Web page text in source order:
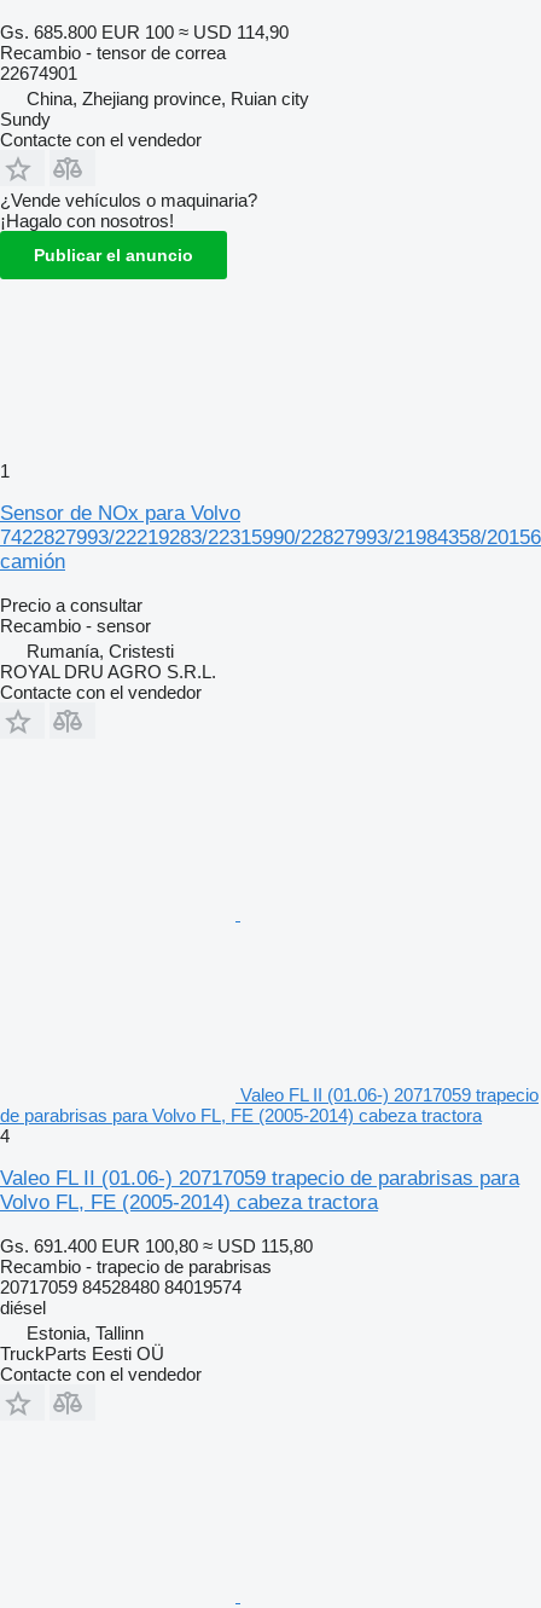
Gs. 685.800 EUR 100 ≈ USD 114,90
Recambio - tensor de correa
22674901
China, Zhejiang province, Ruian city
Sundy
Contacte con el vendedor
¿Vende vehículos o maquinaria?
¡Hagalo con nosotros!
Publicar el anuncio
1
Sensor de NOx para Volvo
7422827993/22219283/22315990/22827993/21984358/
camión
Precio a consultar
Recambio - sensor
Rumanía, Cristesti
ROYAL DRU AGRO S.R.L.
Contacte con el vendedor
Valeo FL II (01.06-) 20717059 trapecio
de parabrisas para Volvo FL, FE (2005-2014) cabeza tractora
4
Valeo FL II (01.06-) 20717059 trapecio de parabrisas para
Volvo FL, FE (2005-2014) cabeza tractora
Gs. 691.400 EUR 100,80 ≈ USD 115,80
Recambio - trapecio de parabrisas
20717059 84528480 84019574
diésel
Estonia, Tallinn
TruckParts Eesti OÜ
Contacte con el vendedor